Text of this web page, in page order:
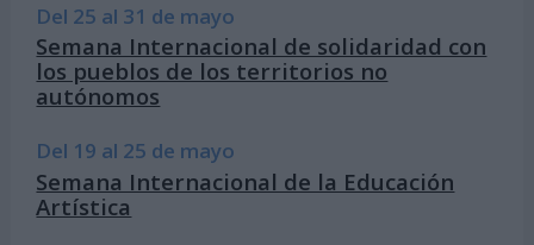
Del 25 al 31 de mayo
Semana Internacional de solidaridad con
los pueblos de los territorios no
autónomos
Del 19 al 25 de mayo
Semana Internacional de la Educación
Artística